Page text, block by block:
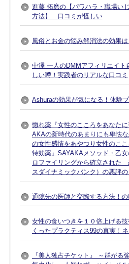
進藤 拓磨の【パワハラ・職場い
方法】 口コミが怪しい
風俗とお金の悩み解消法の効果
中澤 一人のDMMアフィリエイ
しい噂！実践者のリアルな口コミ
Ashuraの効果が気になる！体験
惚れ薬『女性のこころをあなた
AKAの新時代のあまりにも卑怯
の女性感情をあやつり女性のこ
特効薬』SAYAKAメソッド・
ロファイリングから確立された
スダイナミックバンク）の悪評
通院先の医師と交際する方法！
女性の食いつきを１０倍上げる
くったプラクティス99の真実！
『美人独占チケット』 ～群がる